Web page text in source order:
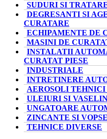
SUDURI SI
DEGRESANTI SI
CURATARE
ECHIPAMENTE DE
MASINI DE
INSTALATII
CURATAT PIESE
INDUSTRIALE
INTRETINERE
AEROSOLI
ULEIURI SI
UNGATOARE
ZINCANTE SI
TEHNICE DIVERSE